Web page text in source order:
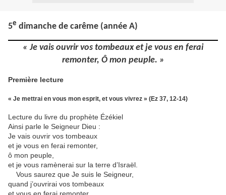
5e dimanche de carême (année A)
« Je vais ouvrir vos tombeaux et je vous en ferai
remonter, Ô mon peuple. »
Première lecture
« Je mettrai en vous mon esprit, et vous vivrez » (Ez 37, 12-14)
Lecture du livre du prophète Ézékiel
Ainsi parle le Seigneur Dieu :
Je vais ouvrir vos tombeaux
et je vous en ferai remonter,
ô mon peuple,
et je vous ramènerai sur la terre d’Israël.
Vous saurez que Je suis le Seigneur,
quand j’ouvrirai vos tombeaux